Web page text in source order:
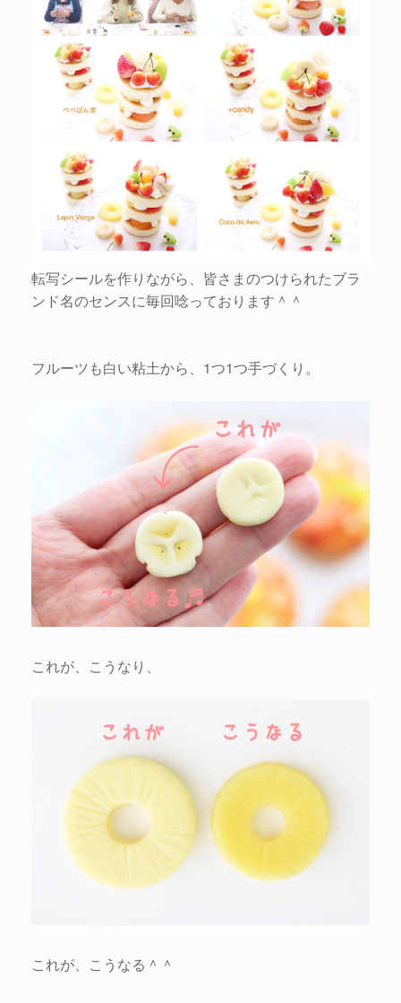
転写シールを作りながら、皆さまのつけられたブラ
ンド名のセンスに毎回唸っております＾＾
フルーツも白い粘土から、1つ1つ手づくり。
これが、こうなり、
これが、こうなる＾＾